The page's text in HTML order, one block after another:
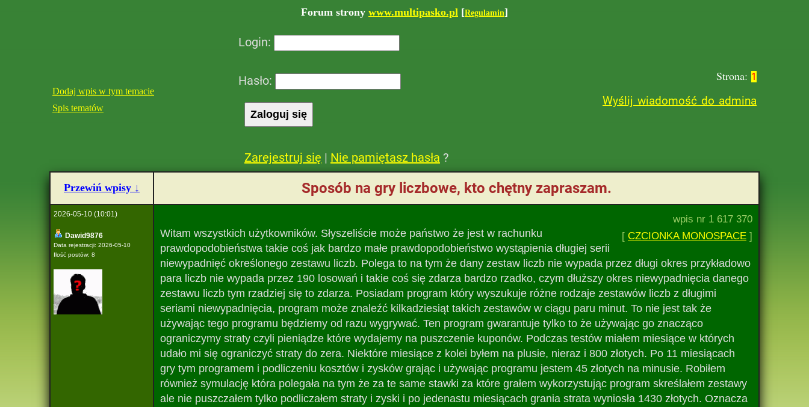
Forum strony www.multipasko.pl [Regulamin]
Dodaj wpis w tym temacie
Spis tematów
Login:
Hasło:
Zarejestruj się | Nie pamiętasz hasła ?
Strona: 1
Wyślij wiadomość do admina
Przewiń wpisy ↓ Sposób na gry liczbowe, kto chętny zapraszam.
2026-05-10 (10:01)
Dawid9876
Data rejestracji: 2026-05-10
Ilość postów: 8
wpis nr 1 617 370
[ CZCIONKA MONOSPACE ]
Witam wszystkich użytkowników. Słyszeliście może państwo że jest w rachunku
prawdopodobieństwa takie coś jak bardzo małe prawdopodobieństwo wystąpienia długiej serii
niewypadnięć określonego zestawu liczb. Polega to na tym że dany zestaw liczb nie wypada przez długi okres przykładowo
para liczb nie wypada przez 190 losowań i takie coś się zdarza bardzo rzadko, czym dłuższy okres niewypadnięcia danego
zestawu liczb tym rzadziej się to zdarza. Posiadam program który wyszukuje różne rodzaje zestawów liczb z długimi
seriami niewypadnięcia, program może znaleźć kilkadziesiąt takich zestawów w ciągu paru minut. To nie jest tak że
używając tego programu będziemy od razu wygrywać. Ten program gwarantuje tylko to że używając go znacząco
ograniczymy straty czyli pieniądze które wydajemy na puszczenie kuponów. Podczas testów miałem miesiące w których
udało mi się ograniczyć straty do zera. Niektóre miesiące z kolei byłem na plusie, nieraz i 800 złotych. Po 11 miesiącach
gry tym programem i podliczeniu kosztów i zysków grając i używając programu jestem 45 złotych na minusie. Robiłem
również symulację która polegała na tym że za te same stawki za które grałem wykorzystując program skreślałem zestawy
ale nie puszczałem tylko podliczałem straty i zyski i po jedenastu miesiącach grania strata wyniosła 1430 złotych. Oznacza